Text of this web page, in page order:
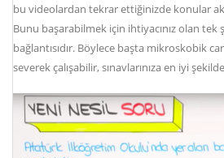
bu videolardan tekrar ettiğinizde konular
Bunu başarabilmek için ihtiyacınız olan
bağlantısıdır. Böylece başta mikroskobik
severek çalışabilir, sınavlarınıza en iyi